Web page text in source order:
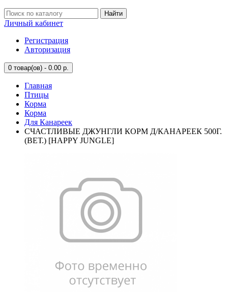
Найти
Личный кабинет
Регистрация
Авторизация
0 товар(ов) - 0.00 р.
Главная
Птицы
Корма
Корма
Для Канареек
СЧАСТЛИВЫЕ ДЖУНГЛИ КОРМ Д/КАНАРЕЕК 500Г.
(ВЕТ.) [HAPPY JUNGLE]